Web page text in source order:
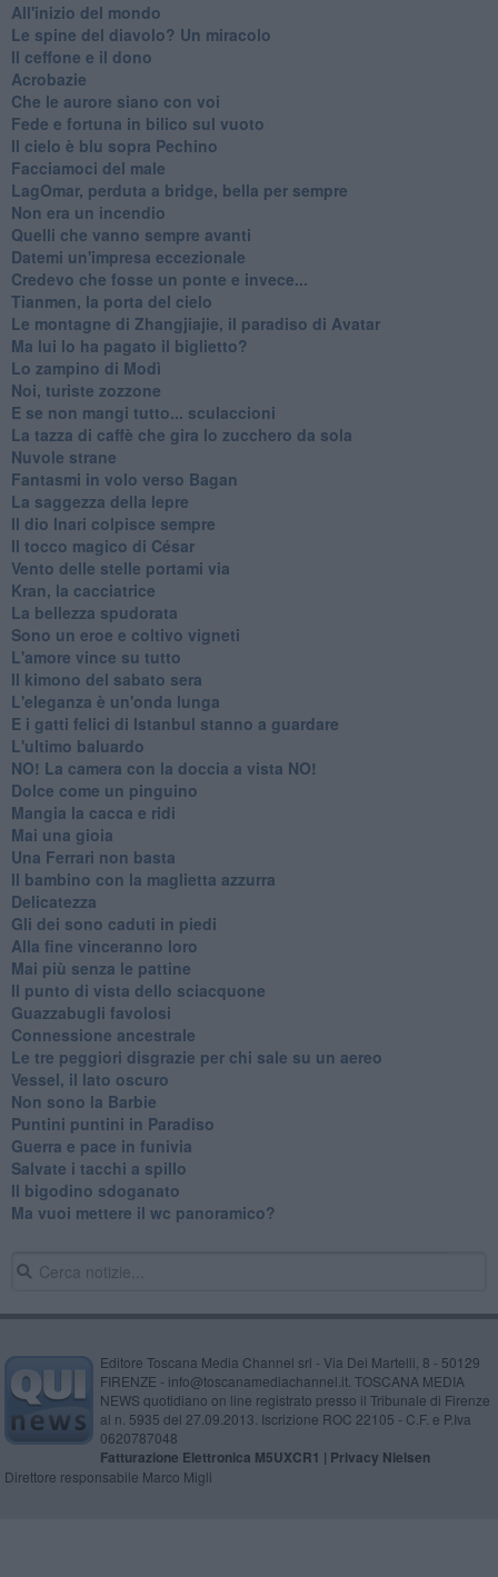
All'inizio del mondo
Le spine del diavolo? Un miracolo
Il ceffone e il dono
Acrobazie
Che le aurore siano con voi
Fede e fortuna in bilico sul vuoto
Il cielo è blu sopra Pechino
Facciamoci del male
LagOmar, perduta a bridge, bella per sempre
Non era un incendio
Quelli che vanno sempre avanti
Datemi un'impresa eccezionale
Credevo che fosse un ponte e invece...
Tianmen, la porta del cielo
Le montagne di Zhangjiajie, il paradiso di Avatar
Ma lui lo ha pagato il biglietto?
Lo zampino di Modì
Noi, turiste zozzone
E se non mangi tutto... sculaccioni
La tazza di caffè che gira lo zucchero da sola
Nuvole strane
Fantasmi in volo verso Bagan
La saggezza della lepre
Il dio Inari colpisce sempre
Il tocco magico di César
Vento delle stelle portami via
Kran, la cacciatrice
La bellezza spudorata
Sono un eroe e coltivo vigneti
L'amore vince su tutto
Il kimono del sabato sera
L'eleganza è un'onda lunga
E i gatti felici di Istanbul stanno a guardare
L'ultimo baluardo
NO! La camera con la doccia a vista NO!
Dolce come un pinguino
Mangia la cacca e ridi
Mai una gioia
Una Ferrari non basta
Il bambino con la maglietta azzurra
Delicatezza
Gli dei sono caduti in piedi
Alla fine vinceranno loro
Mai più senza le pattine
Il punto di vista dello sciacquone
Guazzabugli favolosi
Connessione ancestrale
Le tre peggiori disgrazie per chi sale su un aereo
Vessel, il lato oscuro
Non sono la Barbie
Puntini puntini in Paradiso
Guerra e pace in funivia
Salvate i tacchi a spillo
Il bigodino sdoganato
Ma vuoi mettere il wc panoramico?
Editore Toscana Media Channel srl - Via Dei Martelli, 8 - 50129
FIRENZE - info@toscanamediachannel.it. TOSCANA MEDIA
NEWS quotidiano on line registrato presso il Tribunale di Firenze
al n. 5935 del 27.09.2013. Iscrizione ROC 22105 - C.F. e P.Iva
0620787048
Fatturazione Elettronica M5UXCR1 | Privacy Nielsen
Direttore responsabile Marco Migli